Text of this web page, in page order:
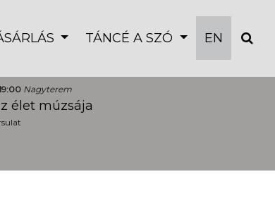
TÁNCÉ A SZÓ EN
Nagyterem
élet múzsája